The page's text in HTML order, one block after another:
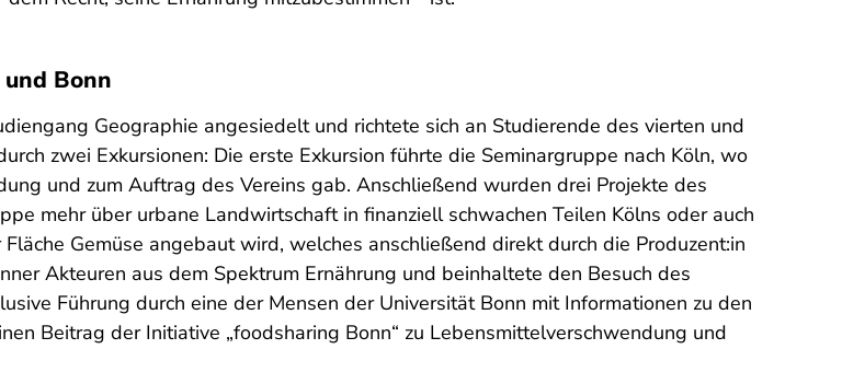
Bonn
Geographie angesiedelt und richtete sich an Studierende des vierten und
zwei Exkursionen: Die erste Exkursion führte die Seminargruppe nach Köln, wo
und zum Auftrag des Vereins gab. Anschließend wurden drei Projekte des
mehr über urbane Landwirtschaft in finanziell schwachen Teilen Kölns oder auch
Gemüse angebaut wird, welches anschließend direkt durch die Produzent:in
Akteuren aus dem Spektrum Ernährung und beinhaltete den Besuch des
Führung durch eine der Mensen der Universität Bonn mit Informationen zu den
Beitrag der Initiative „foodsharing Bonn“ zu Lebensmittelverschwendung und